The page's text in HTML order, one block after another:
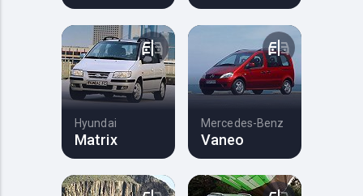
Hyundai
Matrix
Mercedes-Benz
Vaneo